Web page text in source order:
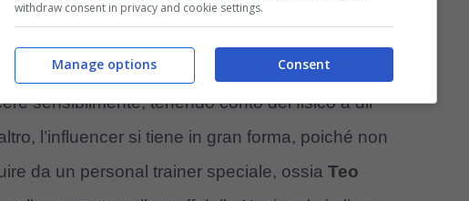
in una vera e propria influencer. Su
sensibilmente, tenendo conto del fisico a dir
l’influencer si tiene in gran forma, poiché non
da un personal trainer speciale, ossia Teo
withdraw consent in privacy and cookie settings.
Consent
Manage options